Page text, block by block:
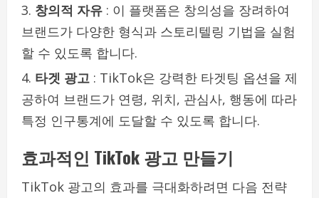
창의적 자유 : 이 플랫폼은 창의성을 장려하여
브랜드가 다양한 형식과 스토리텔링 기법을 실험
할 수 있도록 합니다.
타겟 광고 : TikTok은 강력한 타겟팅 옵션을 제
공하여 브랜드가 연령, 위치, 관심사, 행동에 따라
특정 인구통계에 도달할 수 있도록 합니다.
효과적인 TikTok 광고 만들기
TikTok 광고의 효과를 극대화하려면 다음 전략